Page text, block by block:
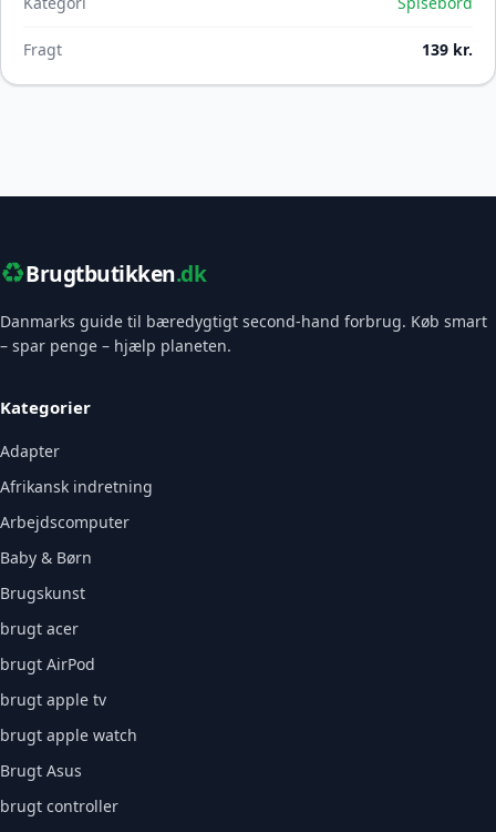
Fragt 139 kr.
♻️Brugtbutikken.dk
Danmarks guide til bæredygtigt second-hand forbrug. Køb smart
– spar penge – hjælp planeten.
Kategorier
Adapter
Afrikansk indretning
Arbejdscomputer
Baby & Børn
Brugskunst
brugt acer
brugt AirPod
brugt apple tv
brugt apple watch
Brugt Asus
brugt controller